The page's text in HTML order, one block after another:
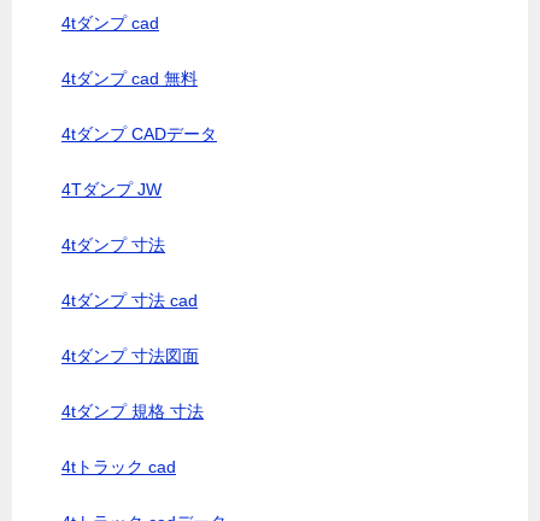
4tダンプ cad
4tダンプ cad 無料
4tダンプ CADデータ
4Tダンプ JW
4tダンプ 寸法
4tダンプ 寸法 cad
4tダンプ 寸法図面
4tダンプ 規格 寸法
4tトラック cad